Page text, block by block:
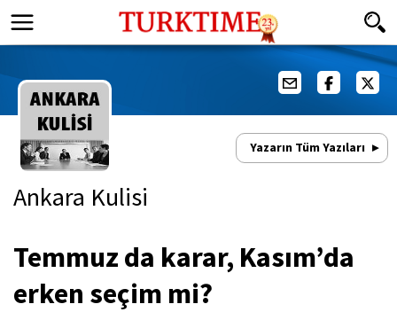
Yazarın Tüm Yazıları
Ankara Kulisi
Temmuz da karar, Kasım’da
erken seçim mi?